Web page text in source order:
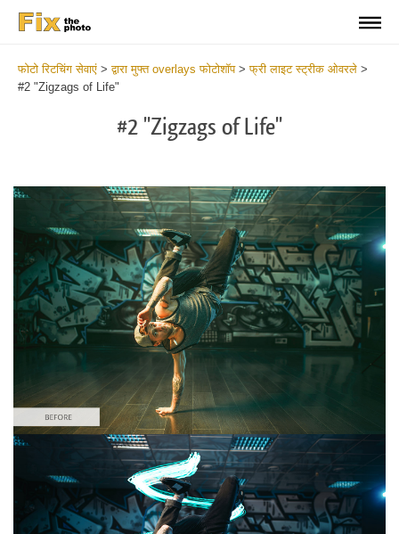
फोटो रिटचिंग सेवाएं >द्वारा मुफ्त overlays फोटोशॉप>फ्री लाइट स्ट्रीक ओवरले >
#2 "Zigzags of Life"
#2 "Zigzags of Life"
कृपया चुने